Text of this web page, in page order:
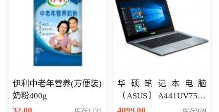
伊利中老年营养(方便装)
奶粉400g
华硕笔记本电脑
（ASUS）A441UV7500
顽石（7代i7-7500U 4G